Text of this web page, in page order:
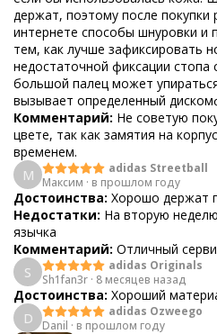
держат, поэтому после покупки
интернете способы шнуровки и
тем, как лучше зафиксировать
недостаточной фиксации стопа
большой палец может
вызывает определенный
Комментарий: Не советую
цвете, так как замятия на
временем.
М
adidas Streetball
Максим · в прошлом году
Достоинства: Хорошо держат
Недостатки: На вторую
язычка
Комментарий: Отличный
S
adidas Originals
Sh1fan3r · 8 месяцев назад
Достоинства: Хороший
D
adidas Ozweego
Danil · в прошлом году